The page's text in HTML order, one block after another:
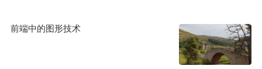
前端中的图形技术